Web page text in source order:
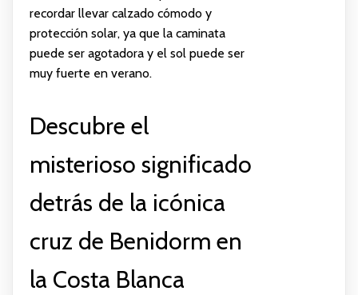
recordar llevar calzado cómodo y
protección solar, ya que la caminata
puede ser agotadora y el sol puede ser
muy fuerte en verano.
Descubre el
misterioso significado
detrás de la icónica
cruz de Benidorm en
la Costa Blanca